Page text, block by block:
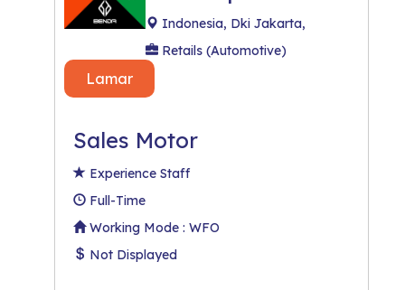
Indonesia, Dki Jakarta,
Retails (Automotive)
Lamar
Sales Motor
Experience Staff
Full-Time
Working Mode : WFO
Not Displayed